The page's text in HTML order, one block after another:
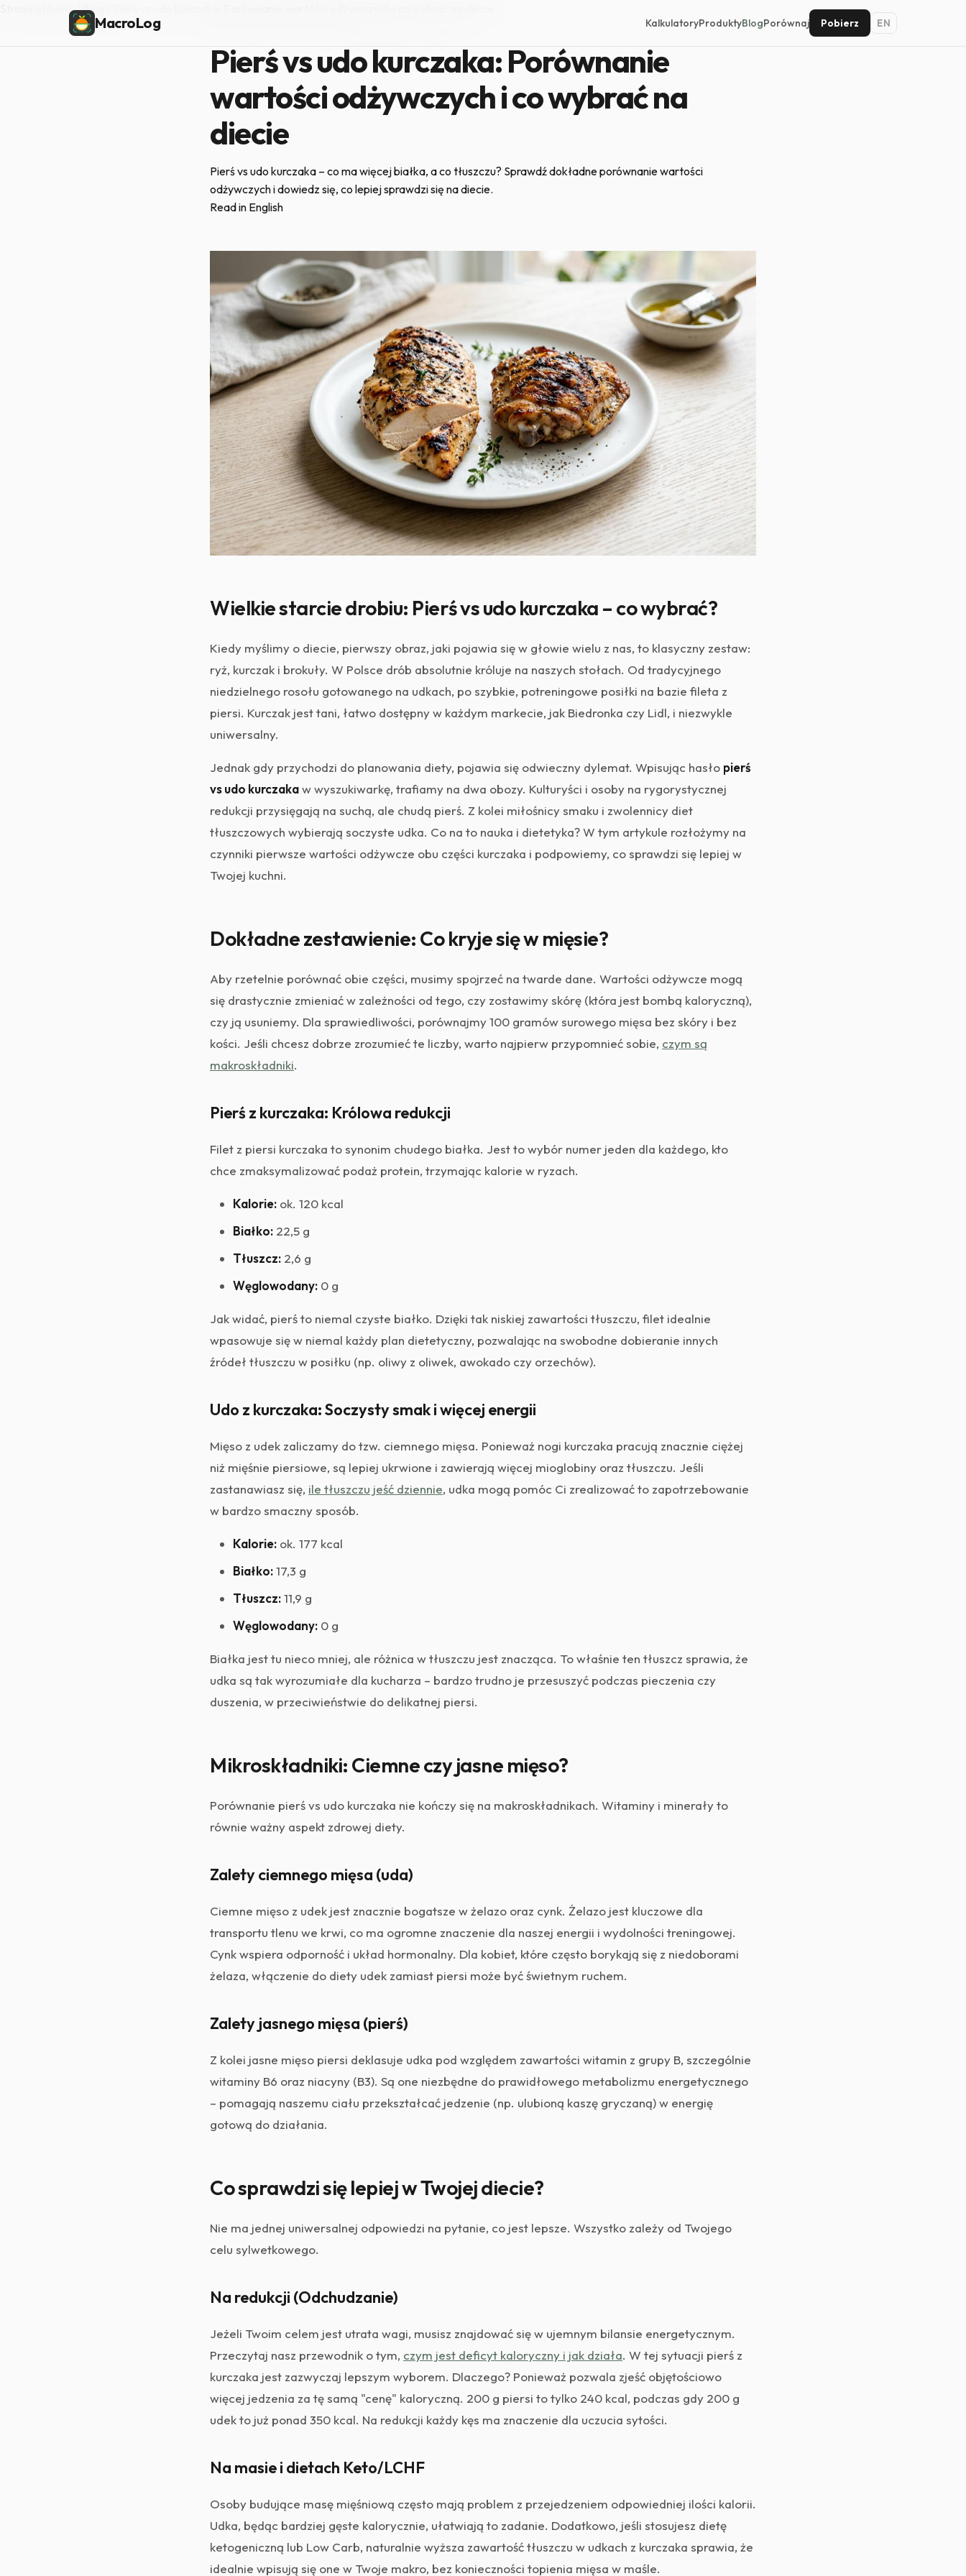
MacroLog KalkulatoryProduktyBlogPorównaj Pobierz EN
Strona główna/Blog
Pierś vs udo kurczaka: Porównanie
wartości odżywczych i co wybrać na
diecie
Pierś vs udo kurczaka – co ma więcej białka, a co tłuszczu? Sprawdź dokładne porównanie wartości
odżywczych i dowiedz się, co lepiej sprawdzi się na diecie.
Read in English
Wielkie starcie drobiu: Pierś vs udo kurczaka – co wybrać?
Kiedy myślimy o diecie, pierwszy obraz, jaki pojawia się w głowie wielu z nas, to klasyczny zestaw:
ryż, kurczak i brokuły. W Polsce drób absolutnie króluje na naszych stołach. Od tradycyjnego
niedzielnego rosołu gotowanego na udkach, po szybkie, potreningowe posiłki na bazie fileta z
piersi. Kurczak jest tani, łatwo dostępny w każdym markecie, jak Biedronka czy Lidl, i niezwykle
uniwersalny.
Jednak gdy przychodzi do planowania diety, pojawia się odwieczny dylemat. Wpisując hasło pierś
vs udo kurczakaw wyszukiwarkę, trafiamy na dwa obozy. Kulturyści i osoby na rygorystycznej
redukcji przysięgają na suchą, ale chudą pierś. Z kolei miłośnicy smaku i zwolennicy diet
tłuszczowych wybierają soczyste udka. Co na to nauka i dietetyka? W tym artykule rozłożymy na
czynniki pierwsze wartości odżywcze obu części kurczaka i podpowiemy, co sprawdzi się lepiej w
Twojej kuchni.
Dokładne zestawienie: Co kryje się w mięsie?
Aby rzetelnie porównać obie części, musimy spojrzeć na twarde dane. Wartości odżywcze mogą
się drastycznie zmieniać w zależności od tego, czy zostawimy skórę (która jest bombą kaloryczną),
czy ją usuniemy. Dla sprawiedliwości, porównajmy 100 gramów surowego mięsa bez skóry i bez
kości. Jeśli chcesz dobrze zrozumieć te liczby, warto najpierw przypomnieć sobie, czym są
makroskładniki.
Pierś z kurczaka: Królowa redukcji
Filet z piersi kurczaka to synonim chudego białka. Jest to wybór numer jeden dla każdego, kto
chce zmaksymalizować podaż protein, trzymając kalorie w ryzach.
Kalorie: ok. 120 kcal
Białko: 22,5 g
Tłuszcz: 2,6 g
Węglowodany: 0 g
Jak widać, pierś to niemal czyste białko. Dzięki tak niskiej zawartości tłuszczu, filet idealnie
wpasowuje się w niemal każdy plan dietetyczny, pozwalając na swobodne dobieranie innych
źródeł tłuszczu w posiłku (np. oliwy z oliwek, awokado czy orzechów).
Udo z kurczaka: Soczysty smak i więcej energii
Mięso z udek zaliczamy do tzw. ciemnego mięsa. Ponieważ nogi kurczaka pracują znacznie ciężej
niż mięśnie piersiowe, są lepiej ukrwione i zawierają więcej mioglobiny oraz tłuszczu. Jeśli
zastanawiasz się, ile tłuszczu jeść dziennie, udka mogą pomóc Ci zrealizować to zapotrzebowanie
w bardzo smaczny sposób.
Kalorie: ok. 177 kcal
Białko:17,3 g
Tłuszcz:11,9 g
Węglowodany: 0 g
Białka jest tu nieco mniej, ale różnica w tłuszczu jest znacząca. To właśnie ten tłuszcz sprawia, że
udka są tak wyrozumiałe dla kucharza – bardzo trudno je przesuszyć podczas pieczenia czy
duszenia, w przeciwieństwie do delikatnej piersi.
Mikroskładniki: Ciemne czy jasne mięso?
Porównanie pierś vs udo kurczaka nie kończy się na makroskładnikach. Witaminy i minerały to
równie ważny aspekt zdrowej diety.
Zalety ciemnego mięsa (uda)
Ciemne mięso z udek jest znacznie bogatsze w żelazo oraz cynk. Żelazo jest kluczowe dla
transportu tlenu we krwi, co ma ogromne znaczenie dla naszej energii i wydolności treningowej.
Cynk wspiera odporność i układ hormonalny. Dla kobiet, które często borykają się z niedoborami
żelaza, włączenie do diety udek zamiast piersi może być świetnym ruchem.
Zalety jasnego mięsa (pierś)
Z kolei jasne mięso piersi deklasuje udka pod względem zawartości witamin z grupy B, szczególnie
witaminy B6 oraz niacyny (B3). Są one niezbędne do prawidłowego metabolizmu energetycznego
– pomagają naszemu ciału przekształcać jedzenie (np. ulubioną kaszę gryczaną) w energię
gotową do działania.
Co sprawdzi się lepiej w Twojej diecie?
Nie ma jednej uniwersalnej odpowiedzi na pytanie, co jest lepsze. Wszystko zależy od Twojego
celu sylwetkowego.
Na redukcji (Odchudzanie)
Jeżeli Twoim celem jest utrata wagi, musisz znajdować się w ujemnym bilansie energetycznym.
Przeczytaj nasz przewodnik o tym, czym jest deficyt kaloryczny i jak działa. W tej sytuacji pierś z
kurczaka jest zazwyczaj lepszym wyborem. Dlaczego? Ponieważ pozwala zjeść objętościowo
więcej jedzenia za tę samą "cenę" kaloryczną. 200 g piersi to tylko 240 kcal, podczas gdy 200 g
udek to już ponad 350 kcal. Na redukcji każdy kęs ma znaczenie dla uczucia sytości.
Na masie i dietach Keto/LCHF
Osoby budujące masę mięśniową często mają problem z przejedzeniem odpowiedniej ilości kalorii.
Udka, będąc bardziej gęste kalorycznie, ułatwiają to zadanie. Dodatkowo, jeśli stosujesz dietę
ketogeniczną lub Low Carb, naturalnie wyższa zawartość tłuszczu w udkach z kurczaka sprawia, że
idealnie wpisują się one w Twoje makro, bez konieczności topienia mięsa w maśle.